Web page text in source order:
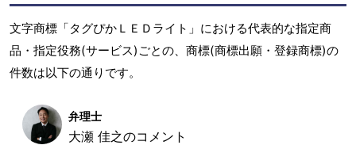
文字商標「タグぴかＬＥＤライト」における代表的な指定商
品・指定役務(サービス)ごとの、商標(商標出願・登録商標)の
件数は以下の通りです。
弁理士
大瀬 佳之のコメント